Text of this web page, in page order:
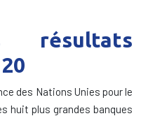
résultats
des Nations Unies pour le
huit plus grandes banques